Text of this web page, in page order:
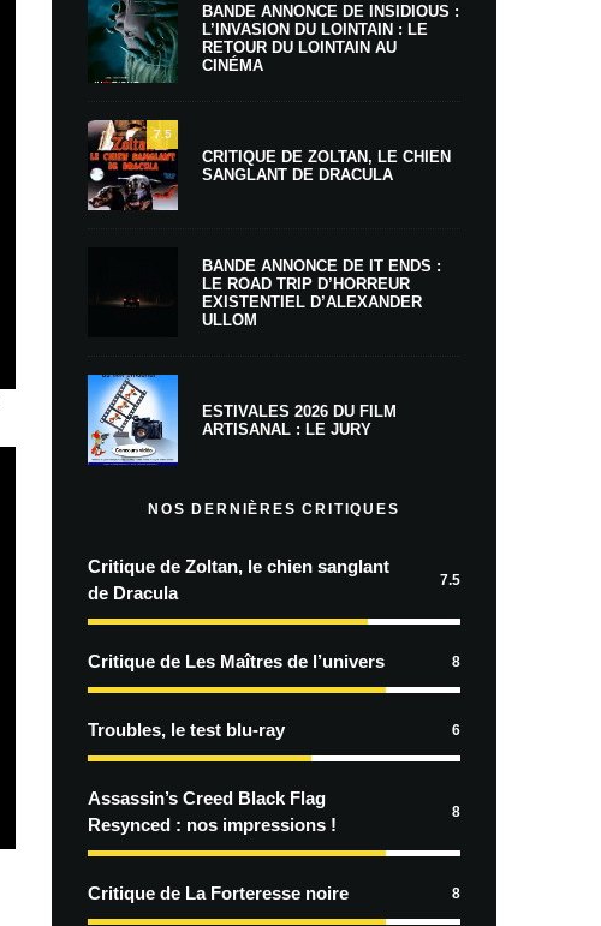
BANDE ANNONCE DE INSIDIOUS :
L’INVASION DU LOINTAIN : LE
RETOUR DU LOINTAIN AU
CINÉMA
7.5
CRITIQUE DE ZOLTAN, LE CHIEN
SANGLANT DE DRACULA
BANDE ANNONCE DE IT ENDS :
LE ROAD TRIP D’HORREUR
EXISTENTIEL D’ALEXANDER
ULLOM
ESTIVALES 2026 DU FILM
ARTISANAL : LE JURY
NOS DERNIÈRES CRITIQUES
Critique de Zoltan, le chien sanglant
de Dracula
7.5
Critique de Les Maîtres de l’univers 8
Troubles, le test blu-ray 6
Assassin’s Creed Black Flag
Resynced : nos impressions !
8
Critique de La Forteresse noire 8